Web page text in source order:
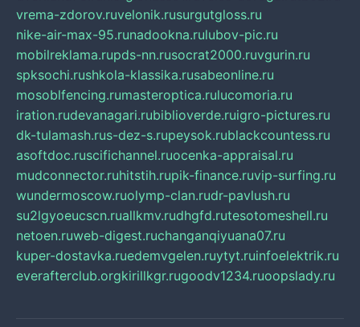
vrema-zdorov.ruvelonik.rusurgutgloss.ru
nike-air-max-95.runadookna.rulubov-pic.ru
mobilreklama.rupds-nn.rusocrat2000.ruvgurin.ru
spksochi.rushkola-klassika.rusabeonline.ru
mosoblfencing.rumasteroptica.rulucomoria.ru
iration.rudevanagari.rubiblioverde.ruigro-pictures.ru
dk-tulamash.rus-dez-s.rupeysok.rublackcountess.ru
asoftdoc.ruscifichannel.ruocenka-appraisal.ru
mudconnector.ruhitstih.rupik-finance.ruvip-surfing.ru
wundermoscow.ruolymp-clan.rudr-pavlush.ru
su2lgyoeucscn.ruallkmv.rudhgfd.rutesotomeshell.ru
netoen.ruweb-digest.ruchanganqiyuana07.ru
kuper-dostavka.ruedemvgelen.ruytyt.ruinfoelektrik.ru
everafterclub.orgkirillkgr.rugoodv1234.ruoopslady.ru